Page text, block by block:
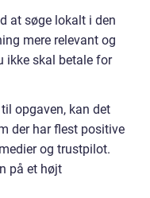
at søge lokalt i den
mere relevant og
ikke skal betale for
opgaven, kan det
der har flest positive
og trustpilot.
på et højt